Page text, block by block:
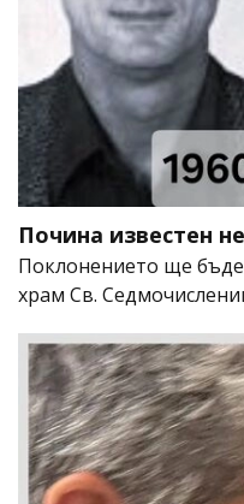
Почина известен
Поклонението ще бъде
храм Св.